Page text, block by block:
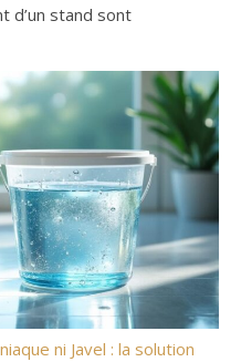
d’un stand sont
ni Javel : la solution